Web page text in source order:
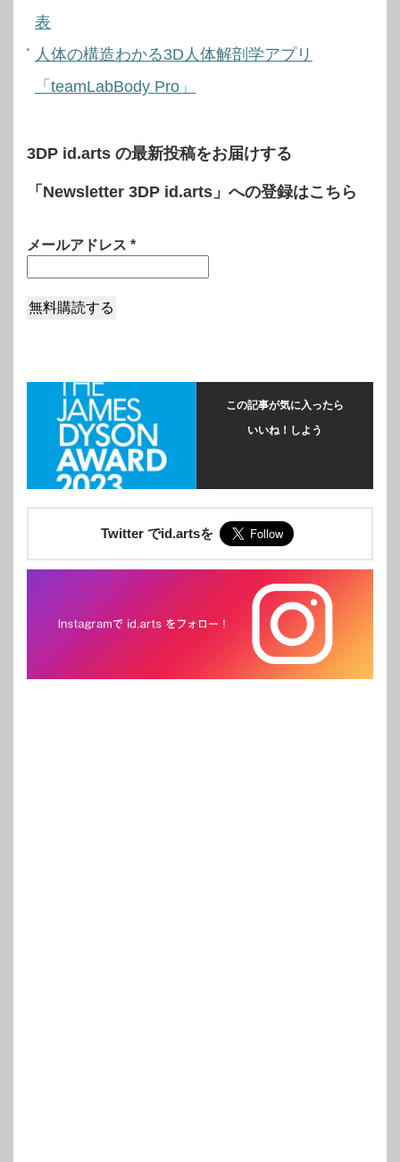
表
人体の構造わかる3D人体解剖学アプリ
「teamLabBody Pro」
3DP id.arts の最新投稿をお届けする
「Newsletter 3DP id.arts」への登録はこちら
メールアドレス *
この記事が気に入ったら
いいね！しよう
Twitter でid.artsを